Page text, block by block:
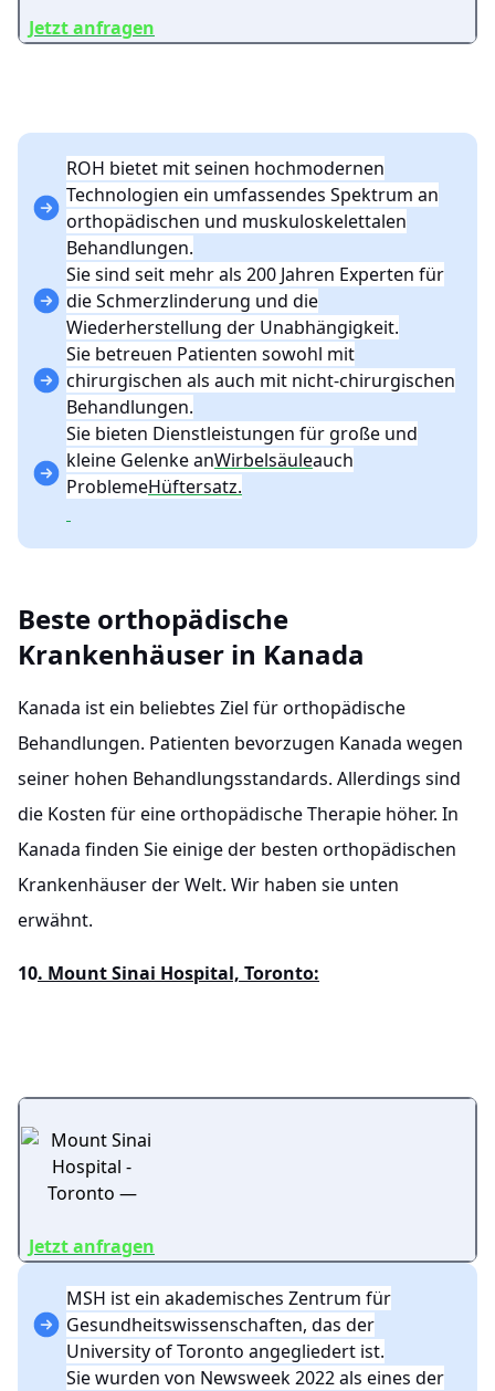
Jetzt anfragen
ROH bietet mit seinen hochmodernen
Technologien ein umfassendes Spektrum an
orthopädischen und muskuloskelettalen
Behandlungen.
Sie sind seit mehr als 200 Jahren Experten für
die Schmerzlinderung und die
Wiederherstellung der Unabhängigkeit.
Sie betreuen Patienten sowohl mit
chirurgischen als auch mit nicht-chirurgischen
Behandlungen.
Sie bieten Dienstleistungen für große und
kleine Gelenke anWirbelsäuleauch
ProblemeHüftersatz.
Beste orthopädische
Krankenhäuser in Kanada
Kanada ist ein beliebtes Ziel für orthopädische
Behandlungen. Patienten bevorzugen Kanada wegen
seiner hohen Behandlungsstandards. Allerdings sind
die Kosten für eine orthopädische Therapie höher. In
Kanada finden Sie einige der besten orthopädischen
Krankenhäuser der Welt. Wir haben sie unten
erwähnt.
10. Mount Sinai Hospital, Toronto:
Jetzt anfragen
MSH ist ein akademisches Zentrum für
Gesundheitswissenschaften, das der
University of Toronto angegliedert ist.
Sie wurden von Newsweek 2022 als eines der